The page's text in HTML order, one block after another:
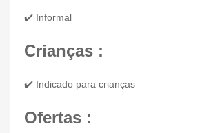
✔️ Informal
Crianças :
✔️ Indicado para crianças
Ofertas :